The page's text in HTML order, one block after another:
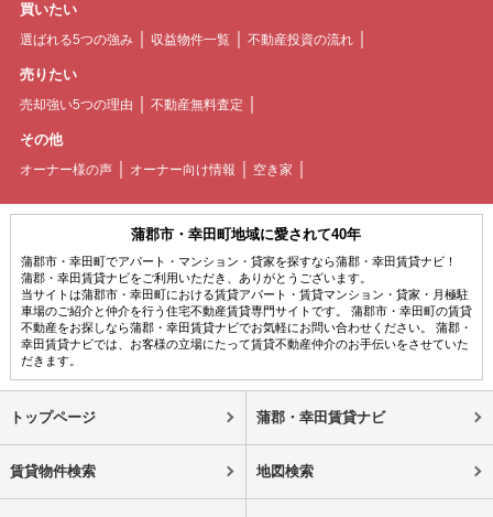
買いたい
選ばれる5つの強み 収益物件一覧 不動産投資の流れ
売りたい
売却強い5つの理由 不動産無料査定
その他
オーナー様の声 オーナー向け情報 空き家
蒲郡市・幸田町地域に愛されて40年
蒲郡市・幸田町でアパート・マンション・貸家を探すなら蒲郡・幸田賃貸ナビ！
蒲郡・幸田賃貸ナビをご利用いただき、ありがとうございます。
当サイトは蒲郡市・幸田町における賃貸アパート・賃貸マンション・貸家・月極駐
車場のご紹介と仲介を行う住宅不動産賃貸専門サイトです。 蒲郡市・幸田町の賃貸
不動産をお探しなら蒲郡・幸田賃貸ナビでお気軽にお問い合わせください。 蒲郡・
幸田賃貸ナビでは、お客様の立場にたって賃貸不動産仲介のお手伝いをさせていた
だきます。
トップページ 蒲郡・幸田賃貸ナビ
賃貸物件検索 地図検索